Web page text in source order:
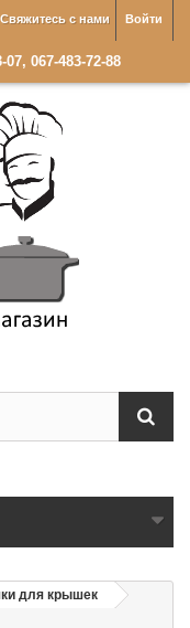
Войти
Свяжитесь с нами
07, 067-483-72-88
для крышек